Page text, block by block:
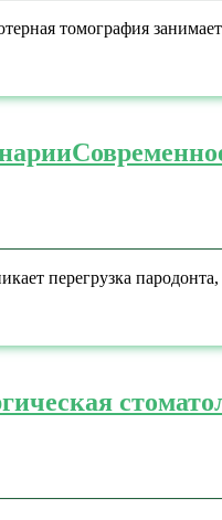
томография
перегрузка пародонта,